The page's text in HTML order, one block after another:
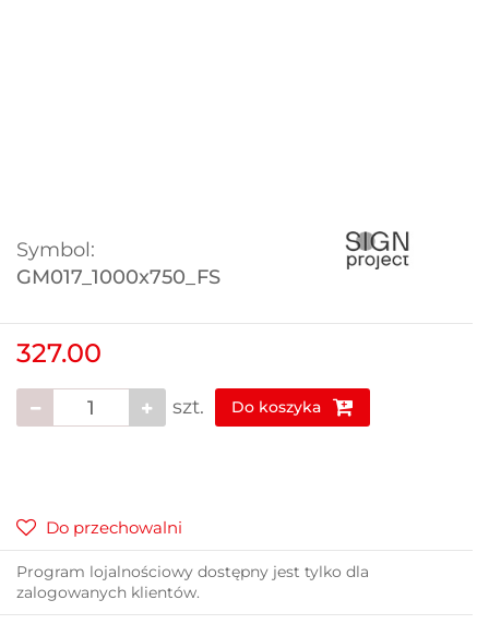
Symbol:
GM017_1000x750_FS
327.00
szt. Do koszyka
Do przechowalni
Program lojalnościowy dostępny jest tylko dla
zalogowanych klientów.